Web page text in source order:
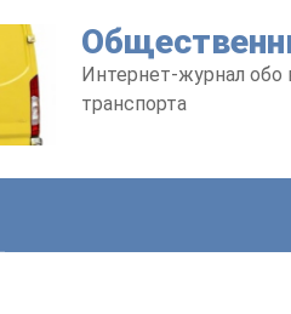
Интернет-журнал обо
транспорта